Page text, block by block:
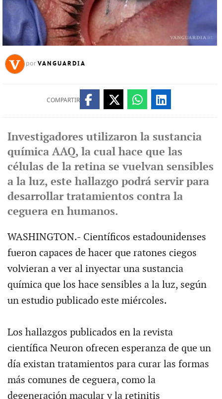
por VANGUARDIA
COMPARTIR
Investigadores utilizaron la sustancia
química AAQ, la cual hace que las
células de la retina se vuelvan sensibles
a la luz, este hallazgo podrá servir para
desarrollar tratamientos contra la
ceguera en humanos.
WASHINGTON.- Científicos estadounidenses
fueron capaces de hacer que ratones ciegos
volvieran a ver al inyectar una sustancia
química que los hace sensibles a la luz, según
un estudio publicado este miércoles.
Los hallazgos publicados en la revista
científica Neuron ofrecen esperanza de que un
día existan tratamientos para curar las formas
más comunes de ceguera, como la
degeneración macular y la retinitis